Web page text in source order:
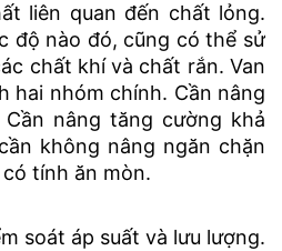
liên quan đến chất lỏng.
độ nào đó, cũng có thể sử
chất khí và chất rắn. Van
hai nhóm chính. Cần nâng
nâng tăng cường khả
không nâng ngăn chặn
tính ăn mòn.
soát áp suất và lưu lượng.